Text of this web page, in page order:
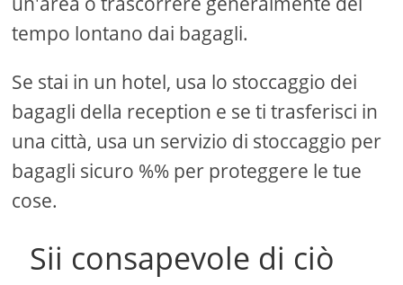
tempo lontano dai bagagli.
Se stai in un hotel, usa lo stoccaggio dei
bagagli della reception e se ti trasferisci in
una città, usa un servizio di stoccaggio per
bagagli sicuro %% per proteggere le tue
cose.
Sii consapevole di ciò